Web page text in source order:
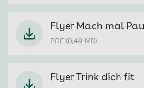
Flyer Mach mal
PDF (0,49 MB)
Flyer Trink dich fit